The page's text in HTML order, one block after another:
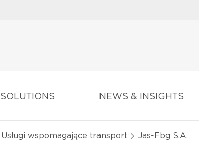
SOLUTIONS NEWS & INSIGHTS
Usługi wspomagające transport Jas-Fbg S.A.